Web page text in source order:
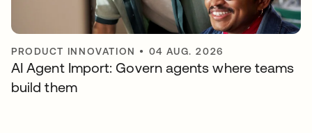
PRODUCT INNOVATION • 04 AUG. 2026
AI Agent Import: Govern agents where teams
build them